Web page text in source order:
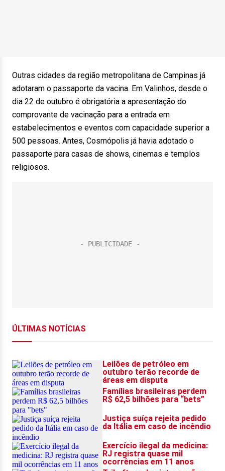
Outras cidades da região metropolitana de Campinas já
adotaram o passaporte da vacina. Em Valinhos, desde o
dia 22 de outubro é obrigatória a apresentação do
comprovante de vacinação para a entrada em
estabelecimentos e eventos com capacidade superior a
500 pessoas. Antes, Cosmópolis já havia adotado o
passaporte para casas de shows, cinemas e templos
religiosos.